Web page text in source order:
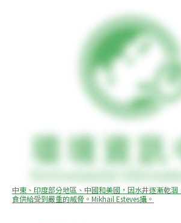
中東、印度部分地區、中國和美國，因水井逐漸乾
食供給受到嚴重的威脅。Mikhail Esteves攝。